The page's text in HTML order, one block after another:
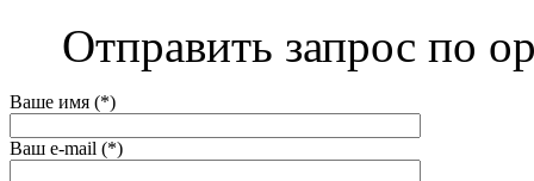
Отправить запрос по
Ваше имя (*)
Ваш e-mail (*)